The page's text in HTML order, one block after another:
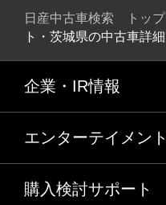
日産中古車検索 トップ
ト・茨城県の中古車詳細
企業・IR情報
エンターテイメント
購入検討サポート